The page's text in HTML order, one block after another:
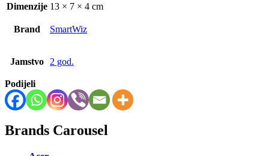
Dimenzije 13 × 7 × 4 cm
Brand SmartWiz
Jamstvo 2 god.
Podijeli
Brands Carousel